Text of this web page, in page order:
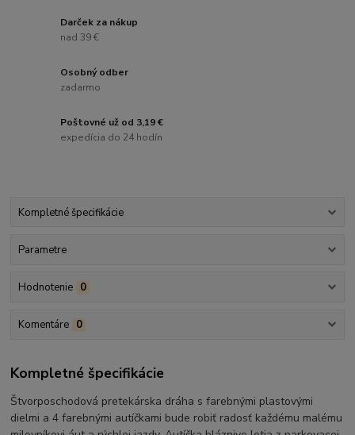
Darček za nákup
nad 39 €
Osobný odber
zadarmo
Poštovné už od 3,19 €
expedícia do 24 hodín
Kompletné špecifikácie
Parametre
Hodnotenie 0
Komentáre 0
Kompletné špecifikácie
Štvorposchodová pretekárska dráha s farebnými plastovými
dielmi a 4 farebnými autíčkami bude robiť radosť každému malému